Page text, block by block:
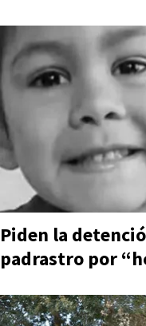
Piden la
padrastro por